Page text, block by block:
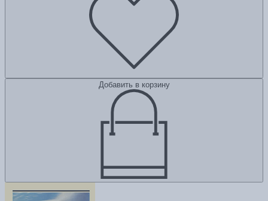
Добавить в корзину